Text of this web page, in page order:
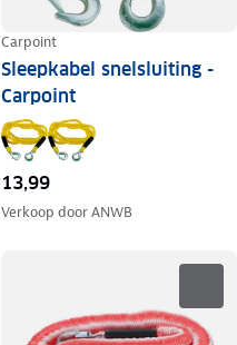
Carpoint
Sleepkabel snelsluiting -
Carpoint
13,99
Verkoop doorANWB